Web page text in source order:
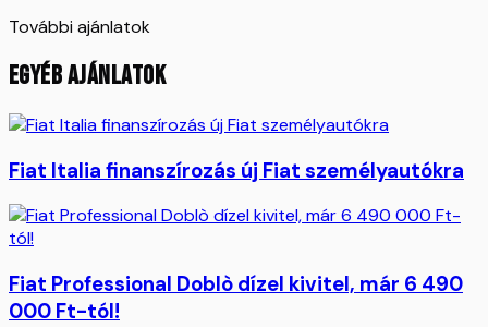
További ajánlatok
EGYÉB AJÁNLATOK
Fiat Italia finanszírozás új Fiat személyautókra
Fiat Professional Doblò dízel kivitel, már 6 490
000 Ft-tól!